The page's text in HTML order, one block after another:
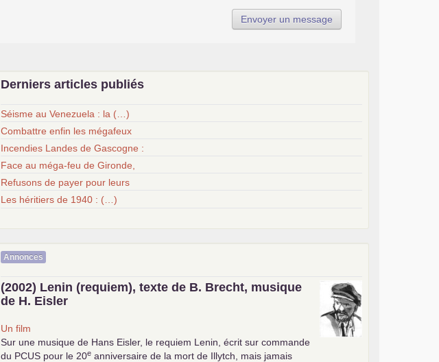
Derniers articles publiés
Séisme au Venezuela : la (…)
Combattre enfin les mégafeux
Incendies Landes de Gascogne :
Face au méga-feu de Gironde,
Refusons de payer pour leurs
Les héritiers de 1940 : (…)
Annonces
(2002) Lenin (requiem), texte de B. Brecht, musique
de H. Eisler
Un film
Sur une musique de Hans Eisler, le requiem Lenin, écrit sur commande
du PCUS pour le 20e anniversaire de la mort de Illytch, mais jamais